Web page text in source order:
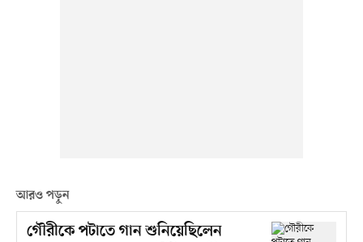
আরও পড়ুন
গৌরীকে পটাতে গান শুনিয়েছিলেন